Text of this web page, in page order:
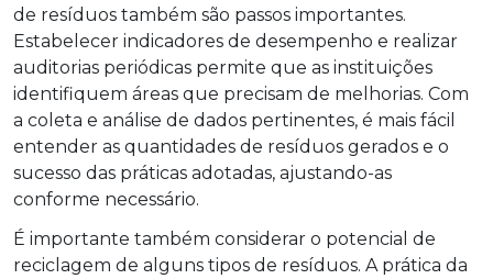
de resíduos também são passos importantes.
Estabelecer indicadores de desempenho e realizar
auditorias periódicas permite que as instituições
identifiquem áreas que precisam de melhorias. Com
a coleta e análise de dados pertinentes, é mais fácil
entender as quantidades de resíduos gerados e o
sucesso das práticas adotadas, ajustando-as
conforme necessário.
É importante também considerar o potencial de
reciclagem de alguns tipos de resíduos. A prática da